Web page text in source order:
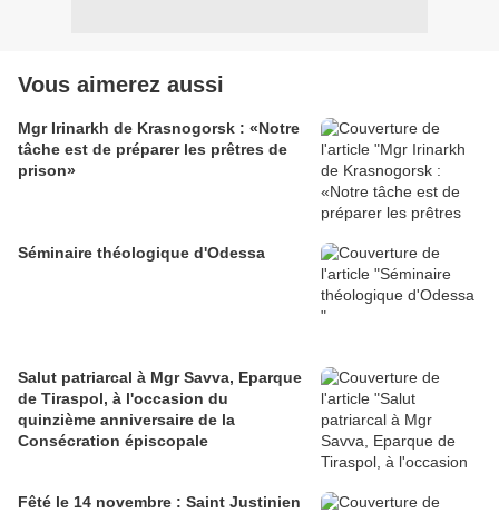
Vous aimerez aussi
Mgr Irinarkh de Krasnogorsk : «Notre
tâche est de préparer les prêtres de
prison»
Séminaire théologique d'Odessa
Salut patriarcal à Mgr Savva, Eparque
de Tiraspol, à l'occasion du
quinzième anniversaire de la
Consécration épiscopale
Fêté le 14 novembre : Saint Justinien